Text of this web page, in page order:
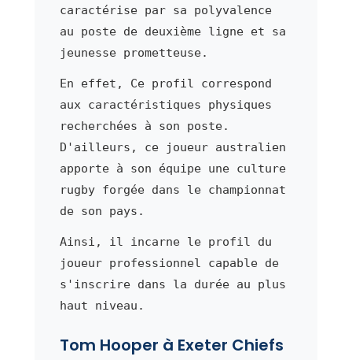
caractérise par sa polyvalence
au poste de deuxième ligne et sa
jeunesse prometteuse.
En effet, Ce profil correspond
aux caractéristiques physiques
recherchées à son poste.
D'ailleurs, ce joueur australien
apporte à son équipe une culture
rugby forgée dans le championnat
de son pays.
Ainsi, il incarne le profil du
joueur professionnel capable de
s'inscrire dans la durée au plus
haut niveau.
Tom Hooper à Exeter Chiefs